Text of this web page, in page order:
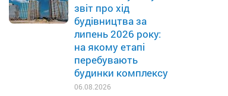
звіт про хід
будівництва за
липень 2026 року:
на якому етапі
перебувають
будинки комплексу
06.08.2026